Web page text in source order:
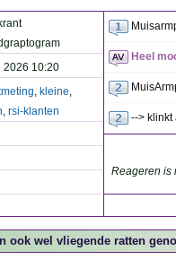
2026 10:20
, kleine,
, rsi-klanten
Heel
--> klinkt
Reageren is
ook wel vliegende ratten